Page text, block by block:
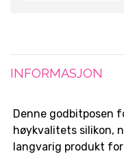
INFORMASJON
Denne godbitposen
høykvalitets silikon,
langvarig produkt